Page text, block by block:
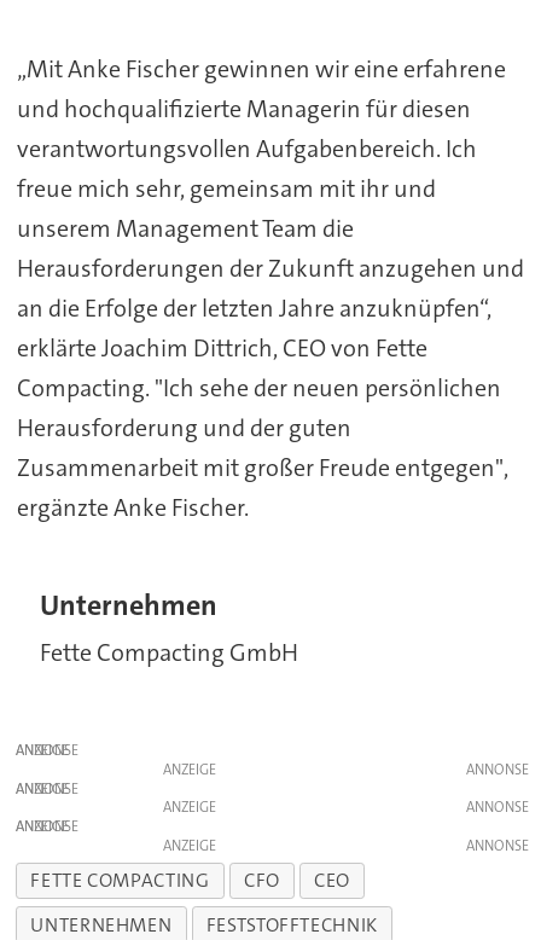
„Mit Anke Fischer gewinnen wir eine erfahrene
und hochqualifizierte Managerin für diesen
verantwortungsvollen Aufgabenbereich. Ich
freue mich sehr, gemeinsam mit ihr und
unserem Management Team die
Herausforderungen der Zukunft anzugehen und
an die Erfolge der letzten Jahre anzuknüpfen“,
erklärte Joachim Dittrich, CEO von Fette
Compacting. "Ich sehe der neuen persönlichen
Herausforderung und der guten
Zusammenarbeit mit großer Freude entgegen",
ergänzte Anke Fischer.
Unternehmen
Fette Compacting GmbH
ANZEIGE
ANZEIGE
ANZEIGE
ANZEIGE
ANZEIGE
ANZEIGE
FETTE COMPACTING CFO
CEO
UNTERNEHMEN
FESTSTOFFTECHNIK